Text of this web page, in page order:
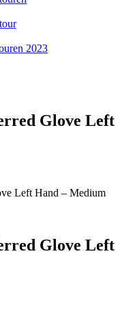
2023
Glove Left
Left Hand – Medium
Glove Left